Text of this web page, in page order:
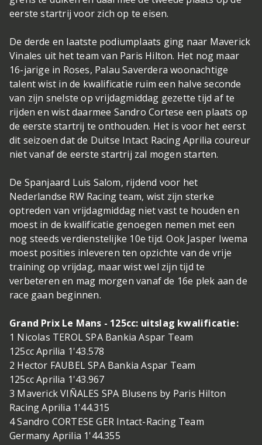
eerste startrij voor zich op te eisen.
De derde en laatste podiumplaats ging naar Maverick
Vinales uit het team van Paris Hilton. Het nog maar
16-jarige in Roses, Palau Saverdera woonachtige
talent wist in de kwalificatie ruim een halve seconde
van zijn snelste op vrijdagmiddag gezette tijd af te
rijden en wist daarmee Sandro Cortese een plaats op
de eerste startrij te onthouden. Het is voor het eerst
dit seizoen dat de Duitse Intact Racing Aprilia coureur
niet vanaf de eerste startrij zal mogen starten.
De Spanjaard Luis Salom, rijdend voor het
Nederlandse RW Racing team, wist zijn sterke
optreden van vrijdagmiddag niet vast te houden en
moest in de kwalificatie genoegen nemen met een
nog steeds verdienstelijke 10e tijd. Ook Jasper Iwema
moest posities inleveren ten opzichte van de vrije
training op vrijdag, maar wist wel zijn tijd te
verbeteren en mag morgen vanaf de 16e plek aan de
race gaan beginnen.
Grand Prix Le Mans - 125cc: uitslag kwalificatie:
1 Nicolas TEROL SPA Bankia Aspar Team
125cc Aprilia 1'43.578
2 Hector FAUBEL SPA Bankia Aspar Team
125cc Aprilia 1'43.967
3 Maverick VIÑALES SPA Blusens by Paris Hilton
Racing Aprilia 1'44.315
4 Sandro CORTESE GER Intact-Racing Team
Germany Aprilia 1'44.355